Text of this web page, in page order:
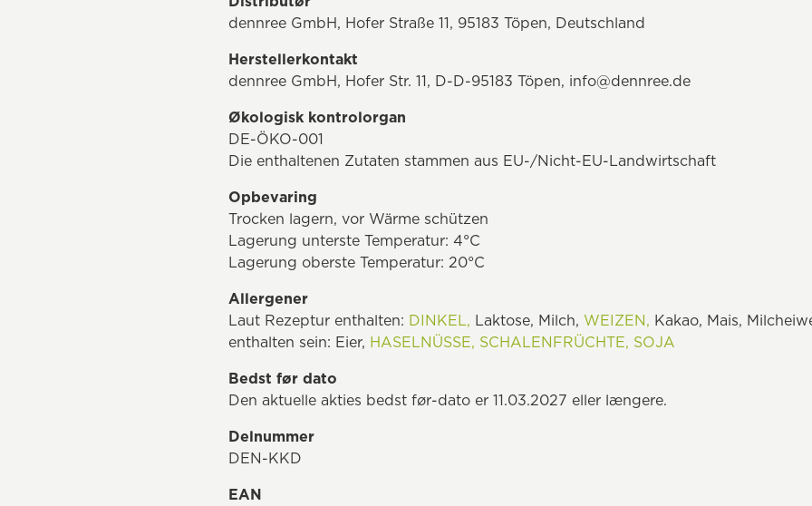
dennree GmbH, Hofer Straße 11, 95183 Töpen, Deutschland
Herstellerkontakt
dennree GmbH, Hofer Str. 11, D-D-95183 Töpen, info@dennree.de
Økologisk kontrolorgan
DE-ÖKO-001
Die enthaltenen Zutaten stammen aus EU-/Nicht-EU-Landwirtschaft
Opbevaring
Trocken lagern, vor Wärme schützen
Lagerung unterste Temperatur: 4°C
Lagerung oberste Temperatur: 20°C
Allergener
Laut Rezeptur enthalten: DINKEL, Laktose, Milch, WEIZEN, Kakao, Mais,
enthalten sein: Eier, HASELNÜSSE, SCHALENFRÜCHTE, SOJA
Bedst før dato
Den aktuelle akties bedst før-dato er 11.03.2027 eller længere.
Delnummer
DEN-KKD
EAN